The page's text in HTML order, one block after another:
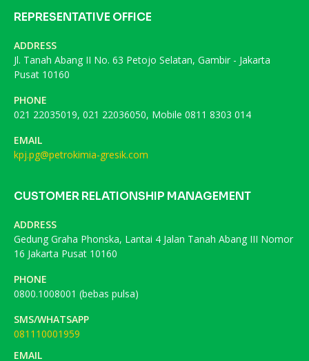
REPRESENTATIVE OFFICE
ADDRESS
Jl. Tanah Abang II No. 63 Petojo Selatan, Gambir - Jakarta
Pusat 10160
PHONE
021 22035019, 021 22036050, Mobile 0811 8303 014
EMAIL
kpj.pg@petrokimia-gresik.com
CUSTOMER RELATIONSHIP MANAGEMENT
ADDRESS
Gedung Graha Phonska, Lantai 4 Jalan Tanah Abang III Nomor
16 Jakarta Pusat 10160
PHONE
0800.1008001 (bebas pulsa)
SMS/WHATSAPP
081110001959
EMAIL